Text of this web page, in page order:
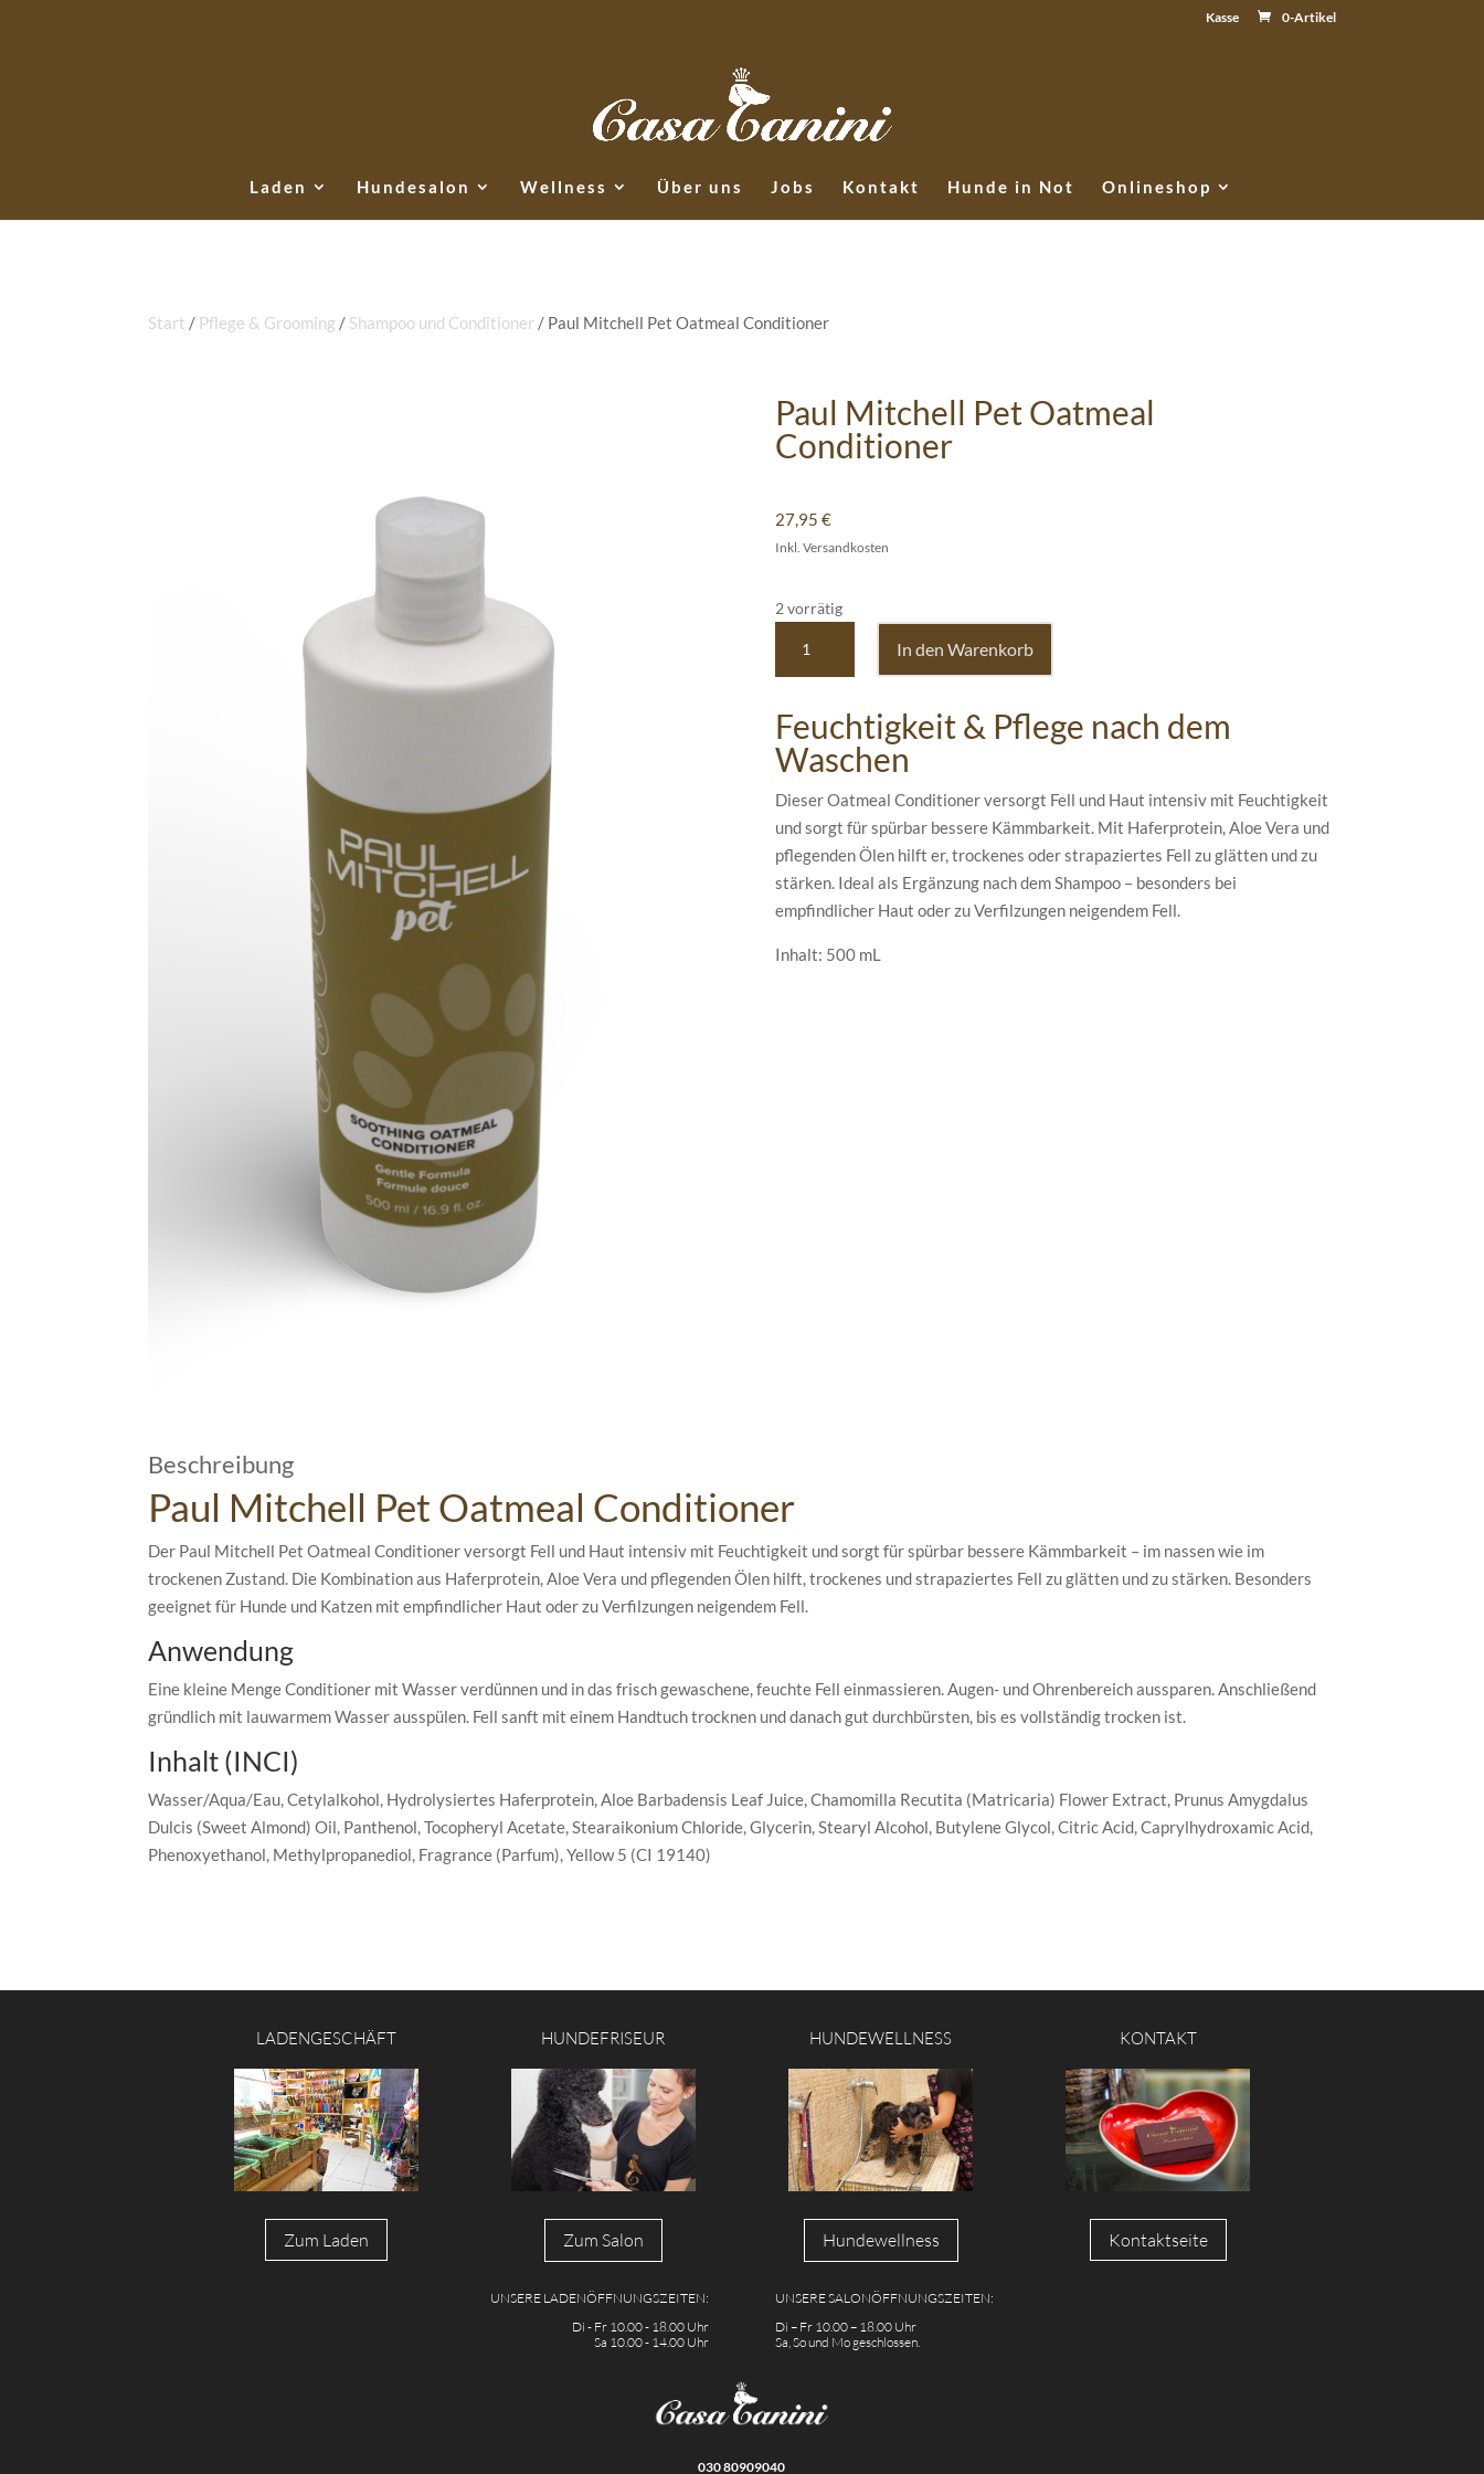
Kasse 0-Artikel
Laden Hundesalon Wellness Über uns Jobs Kontakt Hunde in Not Onlineshop
Start / Pflege & Grooming / Shampoo und Conditioner / Paul Mitchell Pet Oatmeal Conditioner
Paul Mitchell Pet Oatmeal
Conditioner
27,95 €
Inkl. Versandkosten
2 vorrätig
Mitchell
Oatmeal
Conditioner
Menge
In den Warenkorb
Feuchtigkeit & Pflege nach dem
Waschen
Dieser Oatmeal Conditioner versorgt Fell und Haut intensiv mit Feuchtigkeit
und sorgt für spürbar bessere Kämmbarkeit. Mit Haferprotein, Aloe Vera und
pflegenden Ölen hilft er, trockenes oder strapaziertes Fell zu glätten und zu
stärken. Ideal als Ergänzung nach dem Shampoo – besonders bei
empfindlicher Haut oder zu Verfilzungen neigendem Fell.
Inhalt: 500 mL
Beschreibung
Paul Mitchell Pet Oatmeal Conditioner
Der Paul Mitchell Pet Oatmeal Conditioner versorgt Fell und Haut intensiv mit Feuchtigkeit und sorgt für spürbar bessere Kämmbarkeit – im nassen wie im
trockenen Zustand. Die Kombination aus Haferprotein, Aloe Vera und pflegenden Ölen hilft, trockenes und strapaziertes Fell zu glätten und zu stärken. Besonders
geeignet für Hunde und Katzen mit empfindlicher Haut oder zu Verfilzungen neigendem Fell.
Anwendung
Eine kleine Menge Conditioner mit Wasser verdünnen und in das frisch gewaschene, feuchte Fell einmassieren. Augen- und Ohrenbereich aussparen. Anschließend
gründlich mit lauwarmem Wasser ausspülen. Fell sanft mit einem Handtuch trocknen und danach gut durchbürsten, bis es vollständig trocken ist.
Inhalt (INCI)
Wasser/Aqua/Eau, Cetylalkohol, Hydrolysiertes Haferprotein, Aloe Barbadensis Leaf Juice, Chamomilla Recutita (Matricaria) Flower Extract, Prunus Amygdalus
Dulcis (Sweet Almond) Oil, Panthenol, Tocopheryl Acetate, Stearaikonium Chloride, Glycerin, Stearyl Alcohol, Butylene Glycol, Citric Acid, Caprylhydroxamic Acid,
Phenoxyethanol, Methylpropanediol, Fragrance (Parfum), Yellow 5 (CI 19140)
LADENGESCHÄFT
Zum Laden
HUNDEFRISEUR
Zum Salon
HUNDEWELLNESS
Hundewellness
KONTAKT
Kontaktseite
UNSERE LADENÖFFNUNGSZEITEN:
Di - Fr 10.00 - 18.00 Uhr
Sa 10.00 - 14.00 Uhr
UNSERE SALONÖFFNUNGSZEITEN:
Di – Fr 10.00 – 18.00 Uhr
Sa, So und Mo geschlossen.
030 80909040